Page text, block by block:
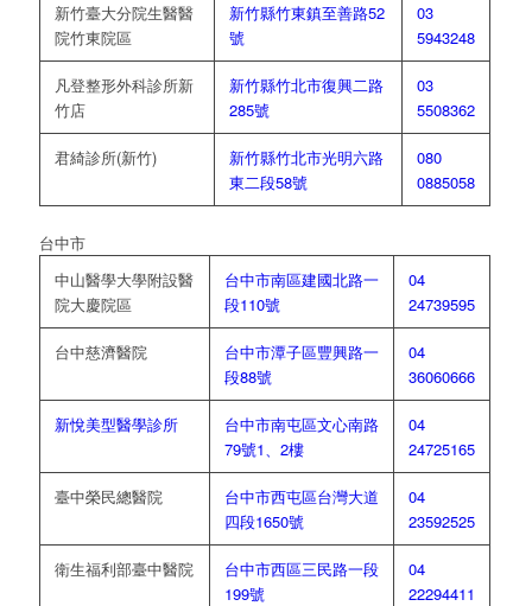
新竹臺大分院生醫醫
院竹東院區
新竹縣竹東鎮至善路52
號
03
5943248
凡登整形外科診所新
竹店
新竹縣竹北市復興二路
285號
03
5508362
君綺診所(新竹)
新竹縣竹北市光明六路
東二段58號
080
0885058
台中市
中山醫學大學附設醫
院大慶院區
台中市南區建國北路一
段110號
04
24739595
台中慈濟醫院
台中市潭子區豐興路一
段88號
04
36060666
新悅美型醫學診所
台中市南屯區文心南路
79號1、2樓
04
24725165
臺中榮民總醫院
台中市西屯區台灣大道
四段1650號
04
23592525
衛生福利部臺中醫院
台中市西區三民路一段
199號
04
22294411